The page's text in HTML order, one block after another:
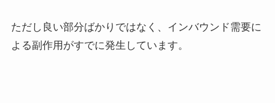
ただし良い部分ばかりではなく、インバウンド需要に
よる副作用がすでに発生しています。